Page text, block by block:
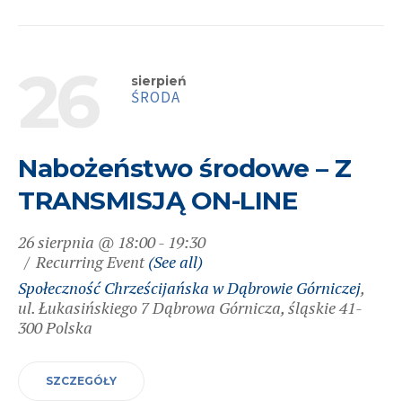
sierpień
ŚRODA
Nabożeństwo środowe – Z
TRANSMISJĄ ON-LINE
26 sierpnia @ 18:00- 19:30
Recurring Event(See all)
Społeczność Chrześcijańska w Dąbrowie Górniczej,
ul. Łukasińskiego 7Dąbrowa Górnicza, śląskie41-
300Polska
SZCZEGÓŁY